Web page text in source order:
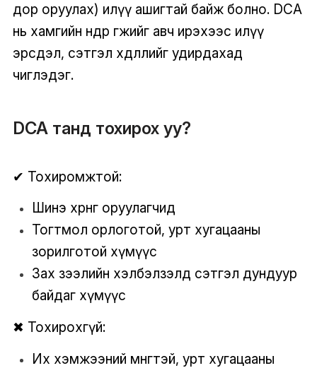
дор оруулах) илүү ашигтай байж болно. DCA
нь хамгийн өндөр өгөөжийг авч ирэхээс илүү
эрсдэл, сэтгэл хөдлөлийг удирдахад
чиглэдэг.
DCA танд тохирох уу?
✔ Тохиромжтой:
Шинэ хөрөнгө оруулагчид
Тогтмол орлоготой, урт хугацааны
зорилготой хүмүүс
Зах зээлийн хэлбэлзэлд сэтгэл дундуур
байдаг хүмүүс
✖ Тохирохгүй:
Их хэмжээний мөнгөтэй, урт хугацааны